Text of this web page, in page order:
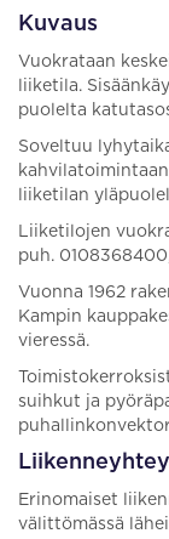
Kuvaus
Vuokrataan
liiketila.
puolelta
Soveltuu
liiketilan
Liiketilojen
puh.
Vuonna 1962
Kampin
vieressä.
suihkut ja
Erinomaiset
välittömässä